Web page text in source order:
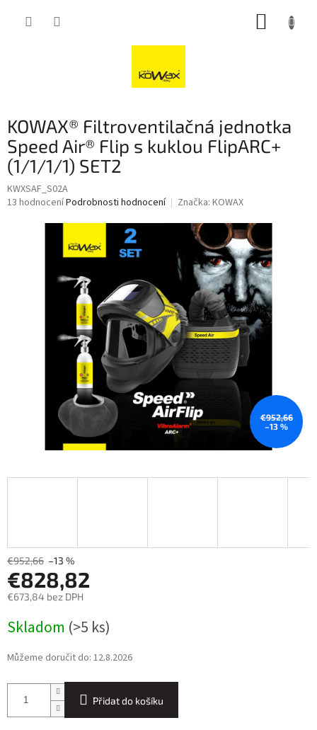
KOWAX® Filtroventilačná jednotka
Speed Air® Flip s kuklou FlipARC+
(1/1/1/1) SET2
KWXSAF_S02A
Průměrné
13 hodnoceníPodrobnosti hodnocení Značka: KOWAX
€952,66
–13 %
€952,66 –13 %
€828,82
€673,84 bez DPH
cena:
Skladom (>5 ks)
Můžeme doručit do: 12.8.2026
Přidat do košíku